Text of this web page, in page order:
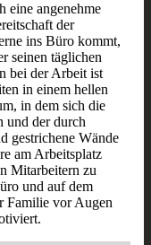
eine angenehme
der
ins Büro kommt,
seinen täglichen
bei der Arbeit ist
in einem hellen
in dem sich die
und der durch
gestrichene Wände
am Arbeitsplatz
Mitarbeitern zu
und auf dem
Familie vor Augen